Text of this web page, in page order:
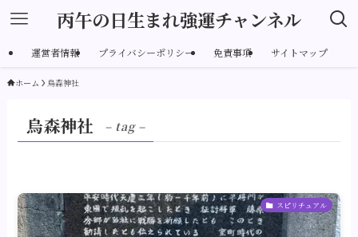
丙午の日生まれ強運チャンネル
運営者情報 プライバシーポリシー 免責事項 サイトマップ
ホーム 烏森神社
烏森神社 – tag –
スピリチュアル